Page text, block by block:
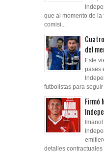
que al momento de
comisi...
del
Este
pases
futbolistas para seguir
Firmó
detalles